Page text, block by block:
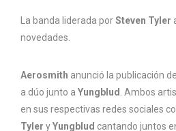
La banda liderada porSteven Tyler
novedades.
Aerosmith anunció la publicación
a dúo junto a Yungblud . Ambos
en sus respectivas redes sociales
Tyler yYungblud cantando juntos